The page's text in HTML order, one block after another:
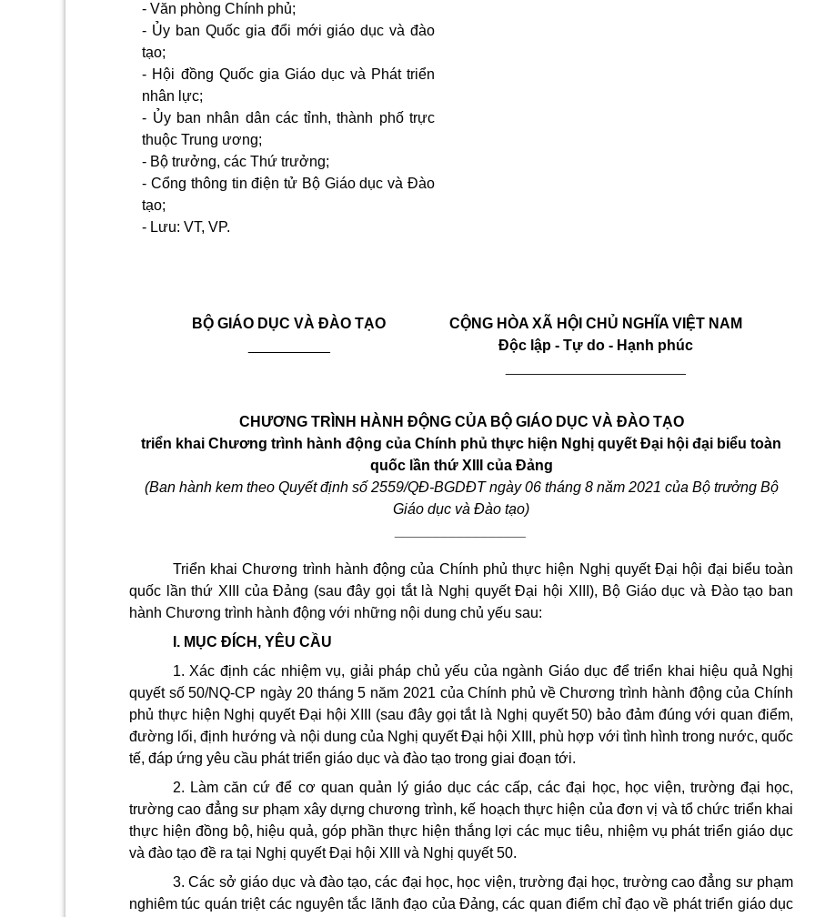
- Văn phòng Chính phủ;
- Ủy ban Quốc gia đổi mới giáo dục và đào
tạo;
- Hội đồng Quốc gia Giáo dục và Phát triển
nhân lực;
- Ủy ban nhân dân các tỉnh, thành phố trực
thuộc Trung ương;
- Bộ trưởng, các Thứ trưởng;
- Cổng thông tin điện tử Bộ Giáo dục và Đào
tạo;
- Lưu: VT,VP.
BỘ GIÁO DỤC VÀ ĐÀO TẠO
CỘNG HÒA XÃ HỘI CHỦ NGHĨA VIỆT NAM
Độc lập - Tự do - Hạnh phúc
CHƯƠNG TRÌNH HÀNH ĐỘNG CỦA BỘ GIÁO DỤC VÀ ĐÀO TẠO
triển khai Chương trình hành động của Chính phủ thực hiện Nghị quyết Đại hội đại biểu toàn
quốc lần thứ XIII của Đảng
(Ban hành kem theo Quyết định số 2559/QĐ-BGDĐT ngày 06 tháng 8 năm 2021 của Bộ trưởng Bộ
Giáo dục và Đào tạo)
Triển khai Chương trình hành động của Chính phủ thực hiện Nghị quyết Đại hội đại biểu toàn
quốc lần thứ XIII của Đảng (sau đây gọi tắt là Nghị quyết Đại hội XIII), Bộ Giáo dục và Đào tạo ban
hành Chương trình hành động với những nội dung chủ yếu sau:
I. MỤC ĐÍCH, YÊU CẦU
1. Xác định các nhiệm vụ, giải pháp chủ yếu của ngành Giáo dục để triển khai hiệu quả Nghị
quyết số 50/NQ-CP ngày 20 tháng 5 năm 2021 của Chính phủ về Chương trình hành động của Chính
phủ thực hiện Nghị quyết Đại hội XIII (sau đây gọi tắt là Nghị quyết 50) bảo đảm đúng với quan điểm,
đường lối, định hướng và nội dung của Nghị quyết Đại hội XIII, phù hợp với tình hình trong nước, quốc
tế, đáp ứng yêu cầu phát triển giáo dục và đào tạo trong giai đoạn tới.
2. Làm căn cứ để cơ quan quản lý giáo dục các cấp, các đại học, học viện, trường đại học,
trường cao đẳng sư phạm xây dựng chương trình, kế hoạch thực hiện của đơn vị và tổ chức triển khai
thực hiện đồng bộ, hiệu quả, góp phần thực hiện thắng lợi các mục tiêu, nhiệm vụ phát triển giáo dục
và đào tạo đề ra tại Nghị quyếtĐại hội XIII và Nghị quyết 50.
3. Các sở giáo dục và đào tạo, các đại học, học viện, trường đại học, trường cao đẳng sư phạm
nghiêm túc quán triệt các nguyên tắc lãnh đạo của Đảng, các quan điểm chỉ đạo về phát triển giáo dục